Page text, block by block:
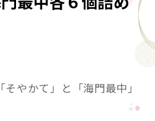
やかて」と「海門最中」